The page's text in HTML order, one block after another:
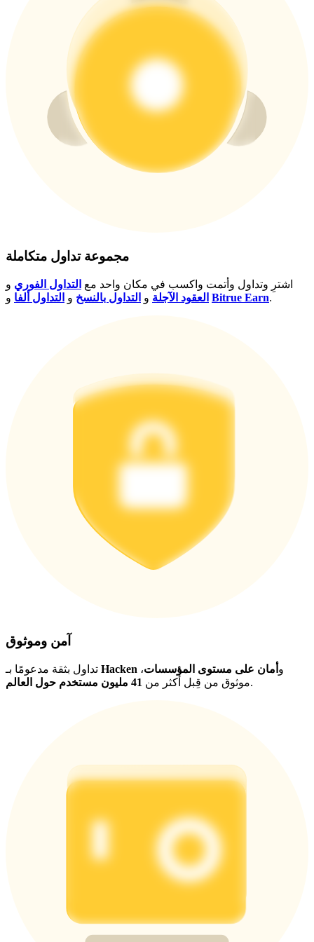
New Listing Futures Fest
Trade New Futures, Win 200,000 USDT
Crypto World Cup 2026: Grand Finale
77,777+3k Rewards
المزيد من الفعاليات
مجموعة تداول متكاملة
اشترِ وتداول وأتمت واكسب في مكان واحد مع التداول الفوري و
العقود الآجلة و التداول بالنسخ و التداول ألفا Bitrue Earn.
آمن وموثوق
Hacken و أمان على مستوى المؤسسات،
موثوق من قِبل أكثر من 41 مليون مستخدم حول العالم .